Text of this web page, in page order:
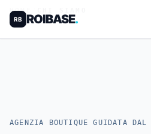
RB ROIBASE.
HOME
AGENZIA BOUTIQUE GUIDATA DAL